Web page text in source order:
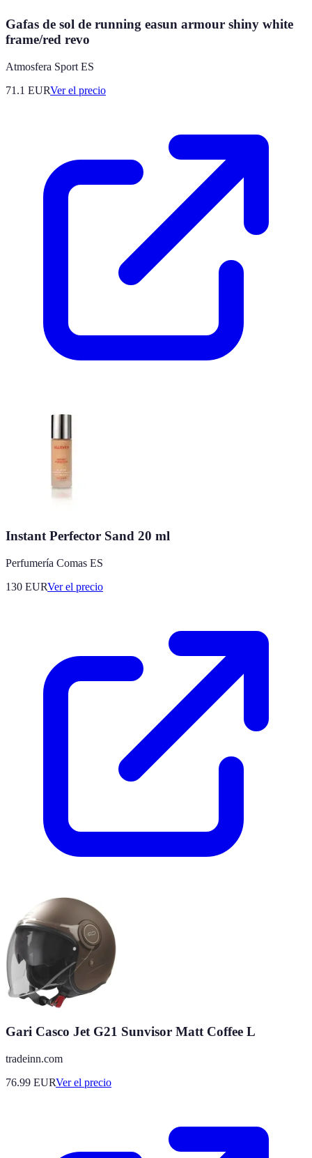
Gafas de sol de running easun armour shiny white
frame/red revo
Atmosfera Sport ES
71.1 EURVer el precio
Instant Perfector Sand 20 ml
Perfumería Comas ES
130 EURVer el precio
Gari Casco Jet G21 Sunvisor Matt Coffee L
tradeinn.com
76.99 EURVer el precio